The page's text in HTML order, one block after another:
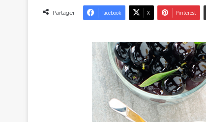
Partager Facebook X Pinterest